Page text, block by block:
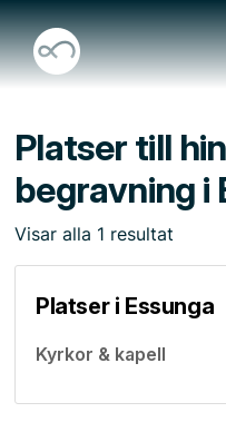
Platser till
begravning i
Visar alla 1 resultat
Platser i Essunga
Kyrkor & kapell